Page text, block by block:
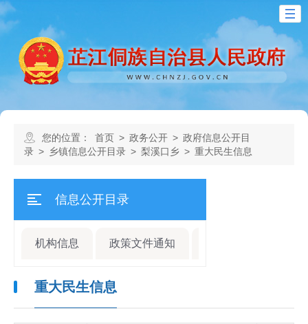
您的位置： 首页 > 政务公开 > 政府信息公开目
录 > 乡镇信息公开目录 > 梨溪口乡 > 重大民生信息
信息公开目录
机构信息 政策文件通知
重大民生信息